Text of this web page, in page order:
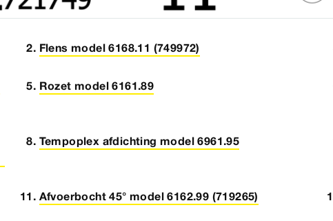
Flens model 6168.11 (749972)
Rozet model 6161.89
Tempoplex afdichting model 6961.95
Afvoerbocht 45° model 6162.99 (719265)